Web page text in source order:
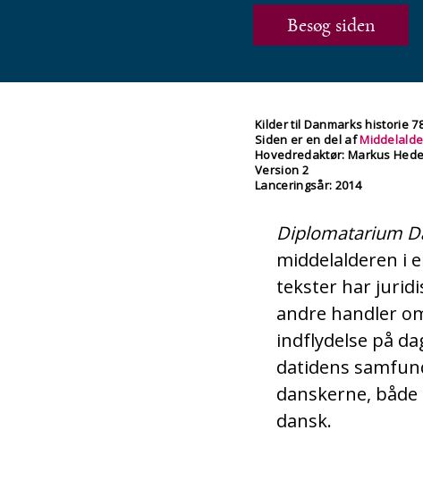
Besøg siden
Kilder til Danmarks historie
Siden er en del af
Hovedredaktør: Markus
Version 2
Lanceringsår: 2014
Diplomatarium
middelalderen i
tekster har
andre handler
indflydelse på
datidens
danskerne,
dansk.